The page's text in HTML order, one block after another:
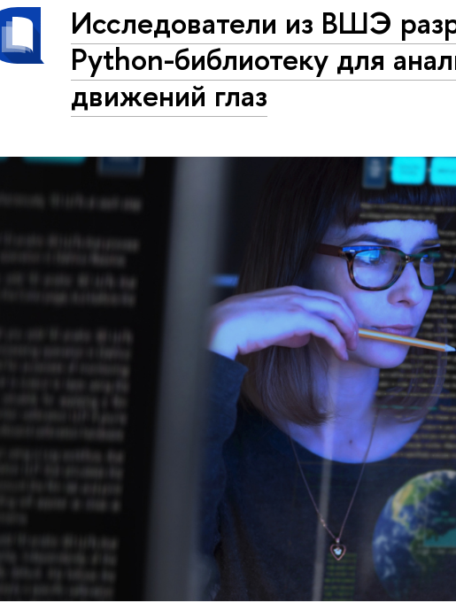
Исследователи из ВШЭ
Python-библиотеку для
движений глаз